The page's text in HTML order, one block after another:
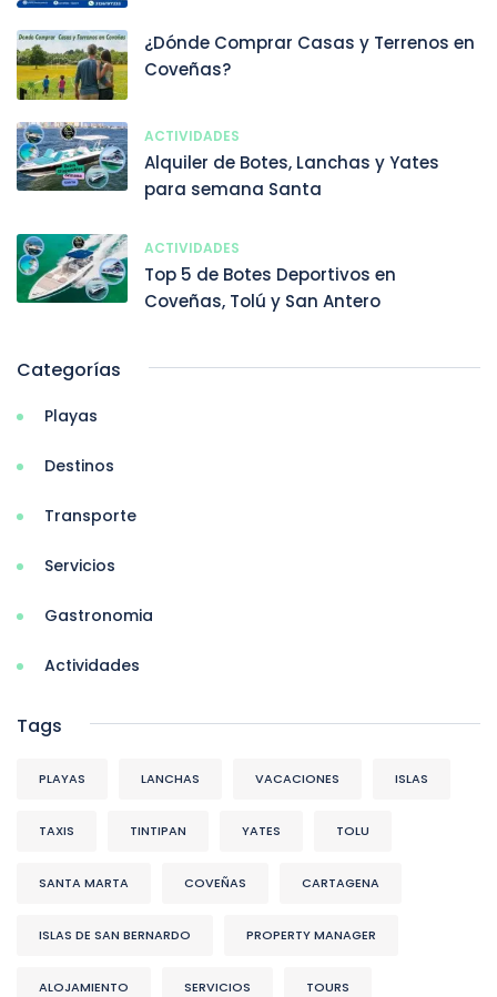
¿Dónde Comprar Casas y Terrenos en
Coveñas?
ACTIVIDADES
Alquiler de Botes, Lanchas y Yates
para semana Santa
ACTIVIDADES
Top 5 de Botes Deportivos en
Coveñas, Tolú y San Antero
Categorías
Playas
Destinos
Transporte
Servicios
Gastronomia
Actividades
Tags
PLAYAS LANCHAS VACACIONES ISLAS
TAXIS TINTIPAN YATES TOLU
SANTA MARTA COVEÑAS CARTAGENA
ISLAS DE SAN BERNARDO PROPERTY MANAGER
ALOJAMIENTO SERVICIOS TOURS